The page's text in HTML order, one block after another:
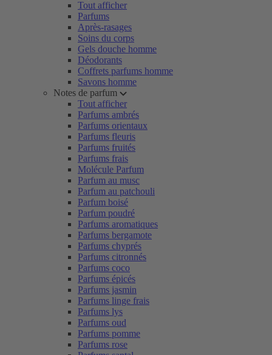
Tout afficher
Parfums
Après-rasages
Soins du corps
Gels douche homme
Déodorants
Coffrets parfums homme
Savons homme
Notes de parfum
Tout afficher
Parfums ambrés
Parfums orientaux
Parfums fleuris
Parfums fruités
Parfums frais
Molécule Parfum
Parfum au musc
Parfum au patchouli
Parfum boisé
Parfum poudré
Parfums aromatiques
Parfums bergamote
Parfums chyprés
Parfums citronnés
Parfums coco
Parfums épicés
Parfums jasmin
Parfums linge frais
Parfums lys
Parfums oud
Parfums pomme
Parfums rose